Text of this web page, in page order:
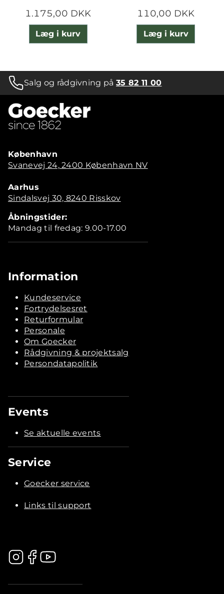
1.175,00 DKK
Læg i kurv
110,00 DKK
Læg i kurv
Salg og rådgivning på35 82 11 00
København
Svanevej 24, 2400 København NV
Aarhus
Sindalsvej 30, 8240 Risskov
Åbningstider:
Mandag til fredag: 9.00-17.00
Information
Kundeservice
Fortrydelsesret
Returformular
Personale
Om Goecker
Rådgivning & projektsalg
Persondatapolitik
Events
Se aktuelle events
Service
Goecker service
Links til support